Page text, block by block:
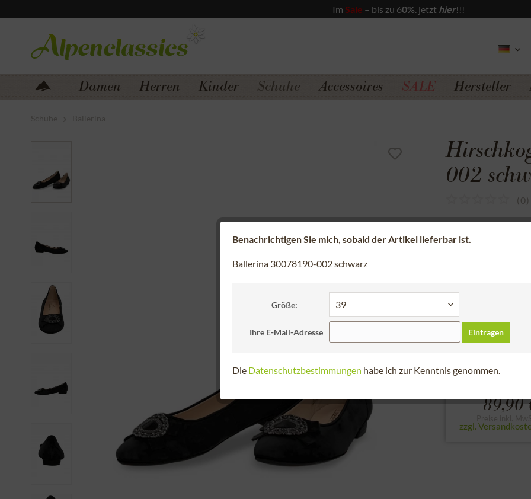
Im Sale – bis zu 60%. jetzt hier!!!
Damen Herren Kinder Schuhe Accessoires SALE Hersteller
002
(0)
Sicherer Kauf
Bitte Größe der
36 37 38
89,90
zzgl.
Benachrichtigen Sie mich, sobald der Artikel lieferbar ist.
Ballerina 30078190-002 schwarz
Größe:
Ihre E-Mail-Adresse Eintragen
Die Datenschutzbestimmungen habe ich zur Kenntnis genommen.